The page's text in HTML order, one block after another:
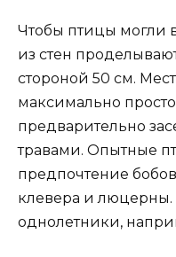
Чтобы птицы могли
из стен
стороной 50 см.
максимально
предварительно
травами. Опытные
предпочтение
клевера и
однолетники,